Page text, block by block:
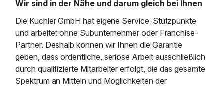
Wir sind in der Nähe und darum gleich bei Ihnen
Die Kuchler GmbH hat eigene Service-Stützpunkte
und arbeitet ohne Subunternehmer oder Franchise-
Partner. Deshalb können wir Ihnen die Garantie
geben, dass ordentliche, seriöse Arbeit ausschließlich
durch qualifizierte Mitarbeiter erfolgt, die das gesamte
Spektrum an Mitteln und Möglichkeiten der